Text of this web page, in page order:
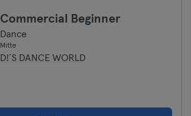
Commercial Beginner
Dance
Mitte
D!´S DANCE WORLD